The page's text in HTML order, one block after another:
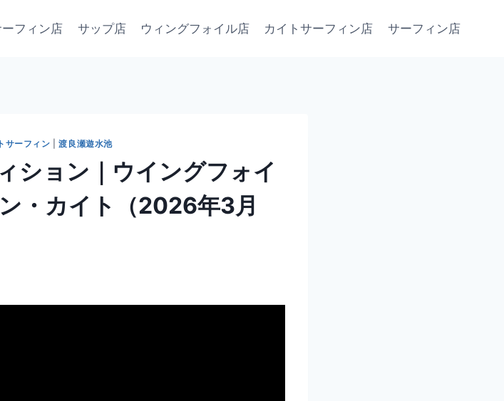
フィン店 サップ店 ウィングフォイル店 カイトサーフィン店 サーフィン店
サーフィン |渡良瀬遊水池
ション｜ウイングフォイ
・カイト（2026年3月